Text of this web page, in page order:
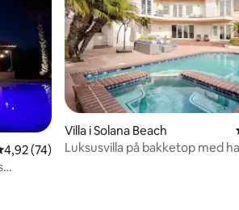
omtaler
ud af 5 i gennemsnitlig bedømmelse,
4,92 (74)
Villa i Solana Beach
Luksusvilla på bakketop med